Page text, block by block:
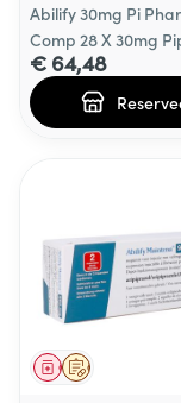
Abilify 30mg Pi
Comp 28 X 30mg
€ 64,48
Op voorschrift
Geneesmiddel